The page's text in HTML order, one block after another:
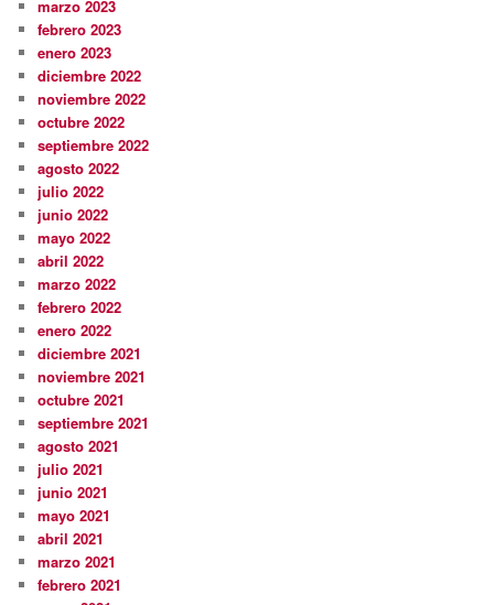
marzo 2023
febrero 2023
enero 2023
diciembre 2022
noviembre 2022
octubre 2022
septiembre 2022
agosto 2022
julio 2022
junio 2022
mayo 2022
abril 2022
marzo 2022
febrero 2022
enero 2022
diciembre 2021
noviembre 2021
octubre 2021
septiembre 2021
agosto 2021
julio 2021
junio 2021
mayo 2021
abril 2021
marzo 2021
febrero 2021